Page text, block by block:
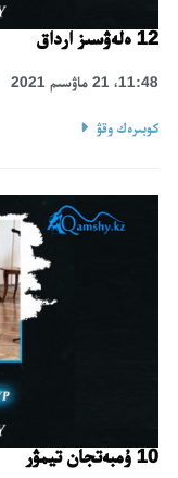
12 ەلەۋسىز ارداق
11:48، 21 ماۋسىم 2021
كوبىرەك وقۋ
10 ۇمبەتجان تيمۋر